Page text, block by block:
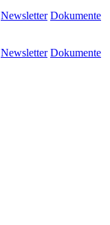
Newsletter Dokumente
Newsletter Dokumente